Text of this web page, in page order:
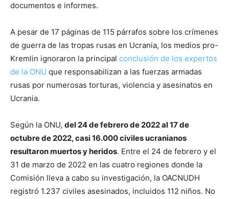
documentos e informes.
A pesar de 17 páginas de 115 párrafos sobre los crímenes
de guerra de las tropas rusas en Ucrania, los medios pro-
Kremlin ignoraron la principal conclusión de los expertos
de la ONU que responsabilizan a las fuerzas armadas
rusas por numerosas torturas, violencia y asesinatos en
Ucrania.
Según la ONU, del 24 de febrero de 2022 al 17 de
octubre de 2022, casi 16.000 civiles ucranianos
resultaron muertos y heridos. Entre el 24 de febrero y el
31 de marzo de 2022 en las cuatro regiones donde la
Comisión lleva a cabo su investigación, la OACNUDH
registró 1.237 civiles asesinados, incluidos 112 niños. No